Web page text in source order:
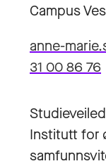
Campus
anne-
31 00 86 76
Institutt for